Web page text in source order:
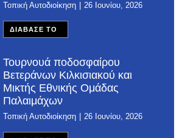
Τοπική Αυτοδιοίκηση 26 Ιουνίου, 2026
ΔΙΑΒΑΣΕ ΤΟ
Τουρνουά ποδοσφαίρου
Βετεράνων Κιλκισιακού και
Μικτής Εθνικής Ομάδας
Παλαιμάχων
Τοπική Αυτοδιοίκηση 26 Ιουνίου, 2026